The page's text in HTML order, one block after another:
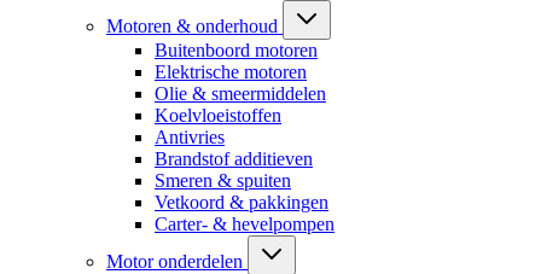
Motoren & onderhoud
Buitenboord motoren
Elektrische motoren
Olie & smeermiddelen
Koelvloeistoffen
Antivries
Brandstof additieven
Smeren & spuiten
Vetkoord & pakkingen
Carter- & hevelpompen
Motor onderdelen